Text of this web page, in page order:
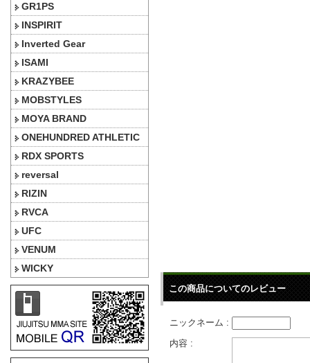
GR1PS
INSPIRIT
Inverted Gear
ISAMI
KRAZYBEE
MOBSTYLES
MOYA BRAND
ONEHUNDRED ATHLETIC
RDX SPORTS
reversal
RIZIN
RVCA
UFC
VENUM
WICKY
この商品についてのレビュー
ニックネーム :
内容 :